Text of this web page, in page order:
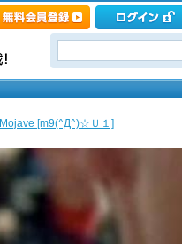
Mojave [m9(^Д^)☆Ｕ１]